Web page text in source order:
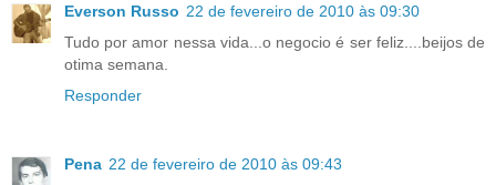
Everson Russo 22 de fevereiro de 2010 às 09:30
Tudo por amor nessa vida...o negocio é ser feliz....beijos de
otima semana.
Responder
Pena 22 de fevereiro de 2010 às 09:43